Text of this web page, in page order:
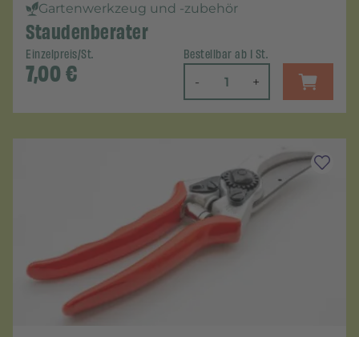
Gartenwerkzeug und -zubehör
Staudenberater
Einzelpreis/St.
7,00€
Bestellbar ab 1 St.
- +